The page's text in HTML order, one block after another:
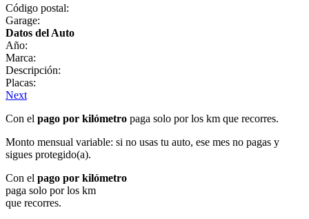
Código postal:
Garage:
Datos del Auto
Año:
Marca:
Descripción:
Placas:
Next
Con el pago por kilómetro paga solo por los km que recorres.
Monto mensual variable: si no usas tu auto, ese mes no pagas y
sigues protegido(a).
Con el pago por kilómetro
paga solo por los km
que recorres.